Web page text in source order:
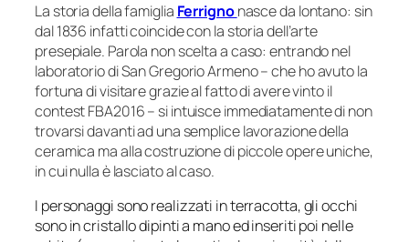
La storia della famiglia Ferrignonasce da lontano: sin
dal 1836 infatti coincide con la storia dell’arte
presepiale. Parola non scelta a caso: entrando nel
laboratorio di San Gregorio Armeno – che ho avuto la
fortuna di visitare grazie al fatto di avere vinto il
contest FBA2016 – si intuisce immediatamente di non
trovarsi davanti ad una semplice lavorazione della
ceramica ma alla costruzione di piccole opere uniche,
in cui nulla è lasciato al caso.
I personaggi sono realizzati in terracotta, gli occhi
sono in cristallo dipinti a mano ed inseriti poi nelle